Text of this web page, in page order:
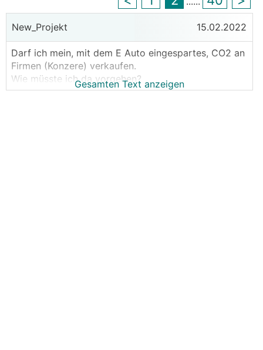
New_Projekt 15.02.2022
Darf ich mein, mit dem E Auto eingespartes, CO2 an
Firmen (Konzere) verkaufen.
Wie müsste ich da vorgehen?
Gesamten Text anzeigen